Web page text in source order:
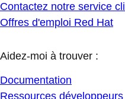
Contactez notre service
Offres d'emploi Red Hat
Aidez-moi à trouver :
Documentation
Ressources développeurs